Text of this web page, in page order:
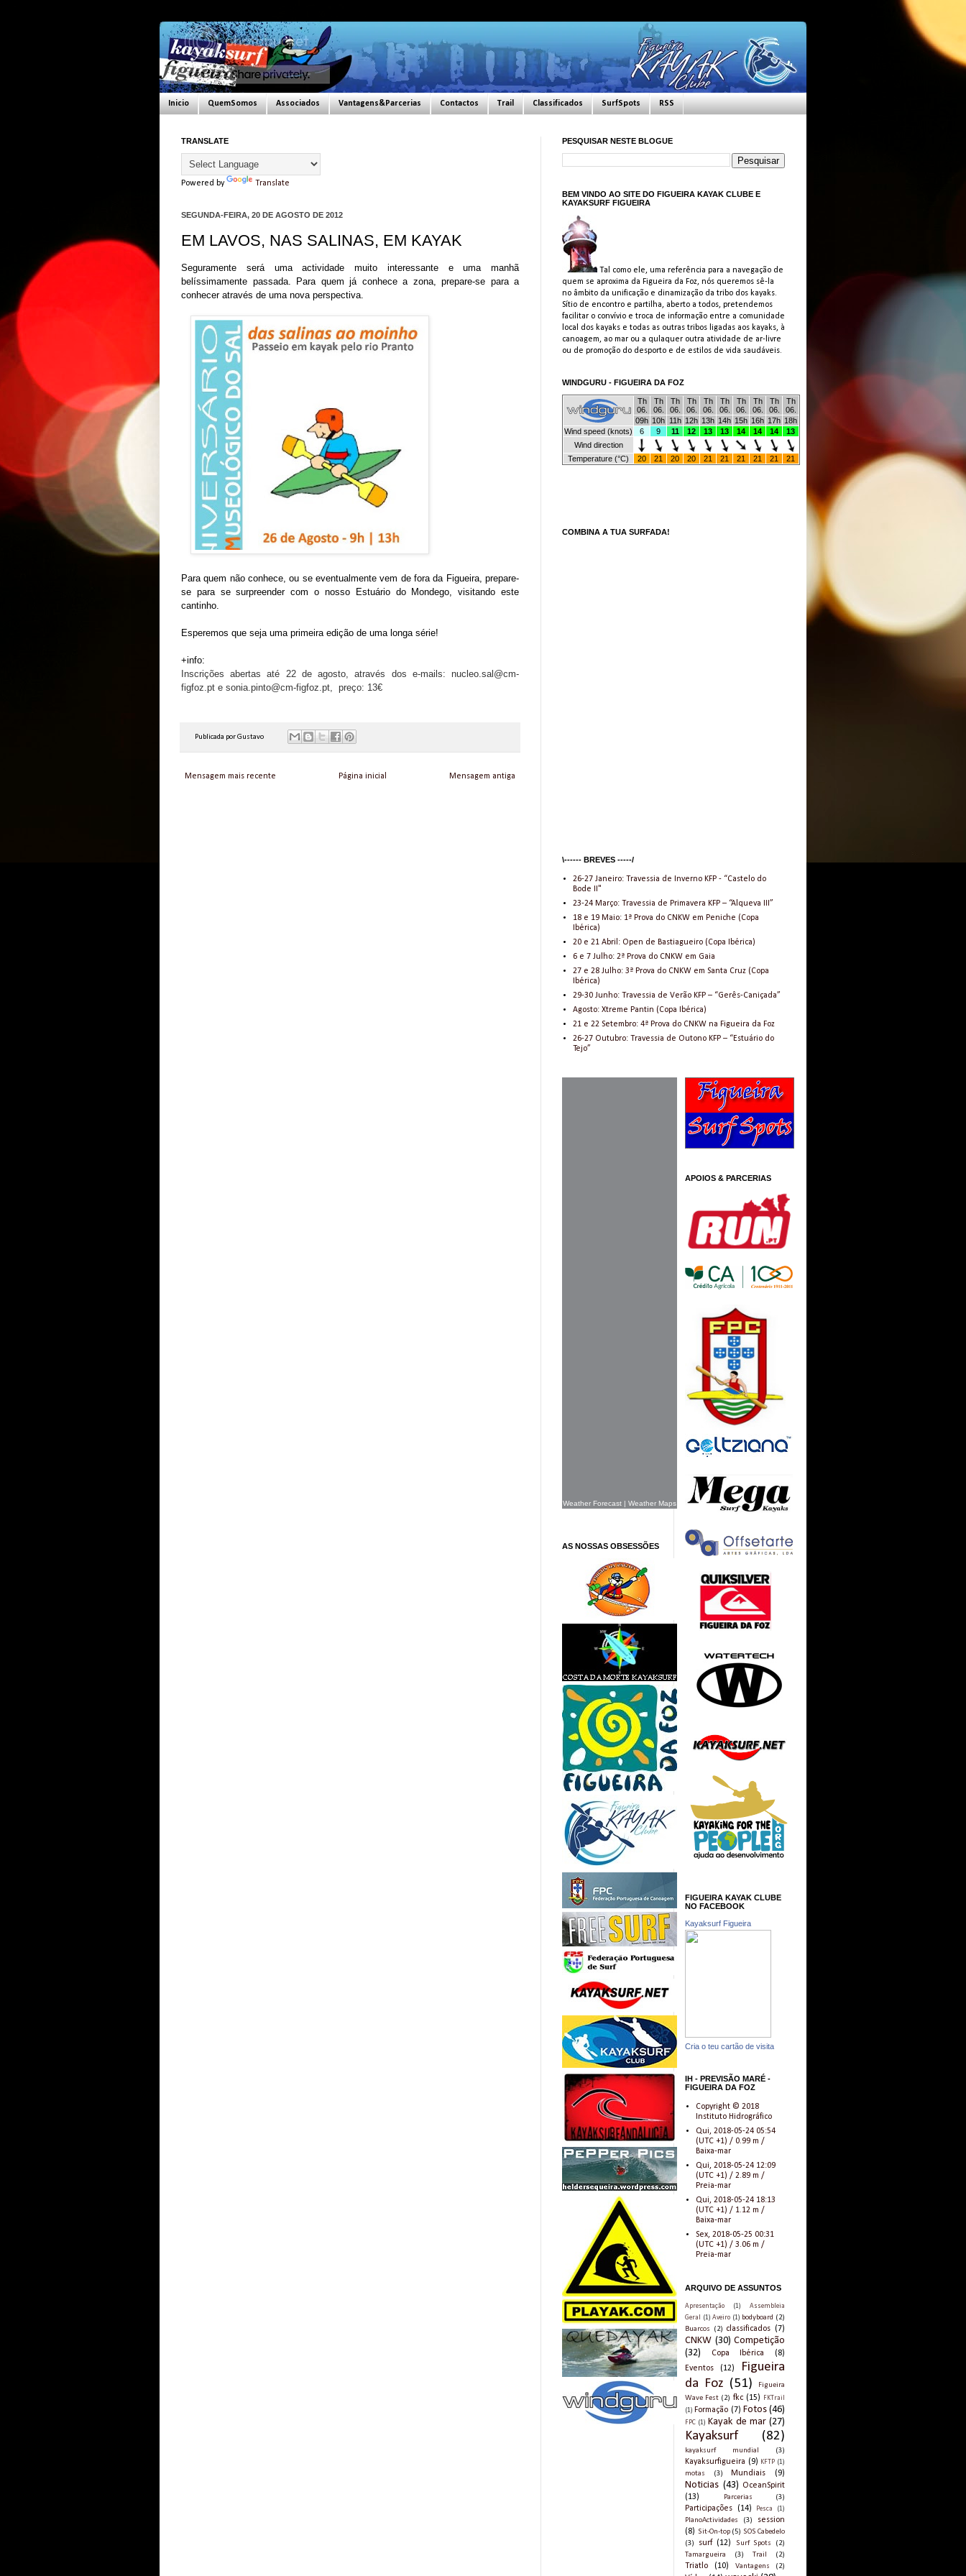
Inicio QuemSomos Associados Vantagens&Parcerias Contactos Trail Classificados SurfSpots RSS
TRANSLATE
Powered by Translate
SEGUNDA-FEIRA, 20 DE AGOSTO DE 2012
EM LAVOS, NAS SALINAS, EM KAYAK
Seguramente será uma actividade muito interessante e uma manhã
belíssimamente passada. Para quem já conhece a zona, prepare-se para a
conhecer através de uma nova perspectiva.
Para quem não conhece, ou se eventualmente vem de fora da Figueira, prepare-
se para se surpreender com o nosso Estuário do Mondego, visitando este
cantinho.
Esperemos que seja uma primeira edição de uma longa série!
+info:
Inscrições abertas até 22 de agosto, através dos e-mails: nucleo.sal@cm-
figfoz.pt e sonia.pinto@cm-figfoz.pt, preço: 13€
Publicada porGustavo
Mensagem mais recente Mensagem antiga
Página inicial
PESQUISAR NESTE BLOGUE
BEM VINDO AO SITE DO FIGUEIRA KAYAK CLUBE E
KAYAKSURF FIGUEIRA
Tal como ele, uma referência para a navegação de
quem se aproxima da Figueira da Foz, nós queremos sê-la
no âmbito da unificação e dinamização da tribo dos kayaks.
Sítio de encontro e partilha, aberto a todos, pretendemos
facilitar o convívio e troca de informação entre a comunidade
local dos kayaks e todas as outras tribos ligadas aos kayaks, à
canoagem, ao mar ou a qulaquer outra atividade de ar-livre
ou de promoção do desporto e de estilos de vida saudáveis.
WINDGURU - FIGUEIRA DA FOZ
COMBINA A TUA SURFADA!
\------ BREVES -----/
26-27 Janeiro: Travessia de Inverno KFP - “Castelo do
Bode II"
23-24 Março: Travessia de Primavera KFP – “Alqueva III”
18 e 19 Maio: 1ª Prova do CNKW em Peniche (Copa
Ibérica)
20 e 21 Abril: Open de Bastiagueiro (Copa Ibérica)
6 e 7 Julho: 2ª Prova do CNKW em Gaia
27 e 28 Julho: 3ª Prova do CNKW em Santa Cruz (Copa
Ibérica)
29-30 Junho: Travessia de Verão KFP – “Gerês-Caniçada”
Agosto: Xtreme Pantin (Copa Ibérica)
21 e 22 Setembro: 4ª Prova do CNKW na Figueira da Foz
26-27 Outubro: Travessia de Outono KFP – “Estuário do
Tejo”
Weather Forecast Weather Maps
AS NOSSAS OBSESSÕES
APOIOS & PARCERIAS
FIGUEIRA KAYAK CLUBE
NO FACEBOOK
Kayaksurf Figueira
Cria o teu cartão de visita
IH - PREVISÃO MARÉ -
FIGUEIRA DA FOZ
Copyright © 2018
Instituto Hidrográfico
Qui, 2018-05-24 05:54
(UTC +1) / 0.99 m /
Baixa-mar
Qui, 2018-05-24 12:09
(UTC +1) / 2.89 m /
Preia-mar
Qui, 2018-05-24 18:13
(UTC +1) / 1.12 m /
Baixa-mar
Sex, 2018-05-25 00:31
(UTC +1) / 3.06 m /
Preia-mar
ARQUIVO DE ASSUNTOS
Apresentação (1)
Assembleia
Geral
(1) Aveiro (1) bodyboard (2)
Buarcos
(2) classificados (7)
CNKW (30) Competição
(32)
Copa Ibérica
(8)
Eventos
(12)
Figueira
da Foz (51)
Figueira
Wave Fest (2) fkc (15)
FKTrail
(1) Formação (7) Fotos (46)
FPC (1) Kayak de mar (27)
Kayaksurf (82)
kayaksurf mundial (3)
Kayaksurfigueira (9) KFTP (1)
motas (3) Mundiais (9)
Noticias (43) OceanSpirit
(13)
Parcerias (3)
Participações (14) Pesca (1)
PlanoActividades (3)
session
(8) Sit-On-top (5) SOS Cabedelo
(3)
surf (12) Surf Spots
(2)
Tamargueira
(3) Trail (2)
Triatlo (10) Vantagens (2)